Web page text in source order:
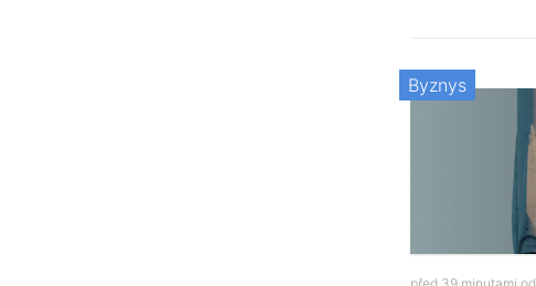
Byznys